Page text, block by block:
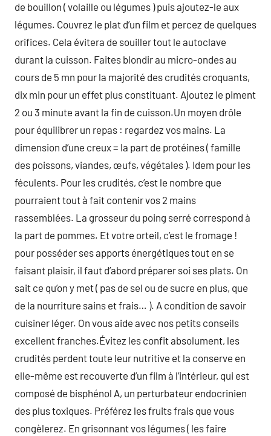
de bouillon ( volaille ou légumes ) puis ajoutez-le aux
légumes. Couvrez le plat d’un film et percez de quelques
orifices. Cela évitera de souiller tout le autoclave
durant la cuisson. Faites blondir au micro-ondes au
cours de 5 mn pour la majorité des crudités croquants,
dix min pour un effet plus constituant. Ajoutez le piment
2 ou 3 minute avant la fin de cuisson.Un moyen drôle
pour équilibrer un repas : regardez vos mains. La
dimension d’une creux = la part de protéines ( famille
des poissons, viandes, œufs, végétales ). Idem pour les
féculents. Pour les crudités, c’est le nombre que
pourraient tout à fait contenir vos 2 mains
rassemblées. La grosseur du poing serré correspond à
la part de pommes. Et votre orteil, c’est le fromage !
pour posséder ses apports énergétiques tout en se
faisant plaisir, il faut d’abord préparer soi ses plats. On
sait ce qu’on y met ( pas de sel ou de sucre en plus, que
de la nourriture sains et frais… ). A condition de savoir
cuisiner léger. On vous aide avec nos petits conseils
excellent franches.Évitez les confit absolument, les
crudités perdent toute leur nutritive et la conserve en
elle-même est recouverte d’un film à l’intérieur, qui est
composé de bisphénol A, un perturbateur endocrinien
des plus toxiques. Préférez les fruits frais que vous
congèlerez. En grisonnant vos légumes ( les faire